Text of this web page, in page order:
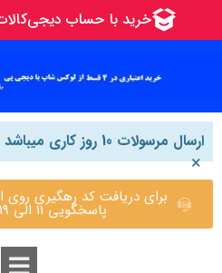
ارسال مرسولات 10 روز کاری میباشد
×
برای دریافت کد رهگیری
پاسخگویی 11 الی 19)09365755921